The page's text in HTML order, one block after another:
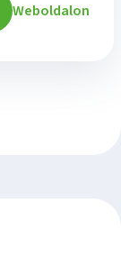
Weboldalon